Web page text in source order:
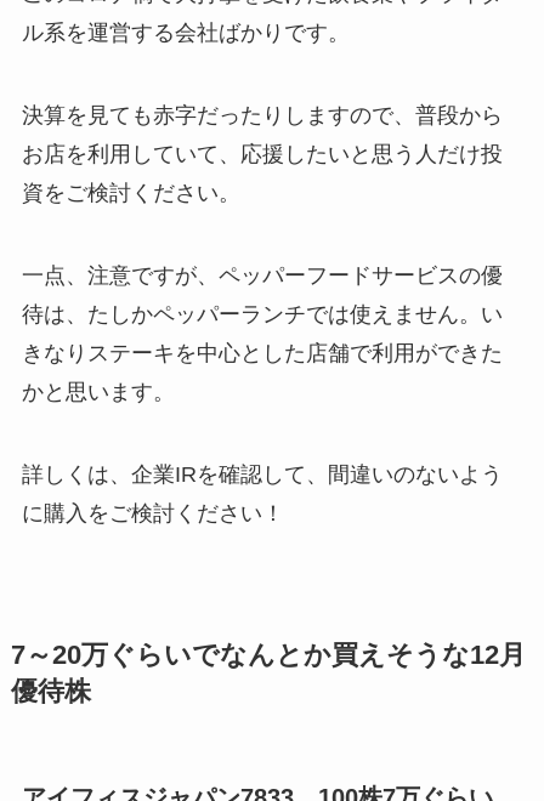
ル系を運営する会社ばかりです。
決算を見ても赤字だったりしますので、普段から
お店を利用していて、応援したいと思う人だけ投
資をご検討ください。
一点、注意ですが、ペッパーフードサービスの優
待は、たしかペッパーランチでは使えません。い
きなりステーキを中心とした店舗で利用ができた
かと思います。
詳しくは、企業IRを確認して、間違いのないよう
に購入をご検討ください！
7～20万ぐらいでなんとか買えそうな12月
優待株